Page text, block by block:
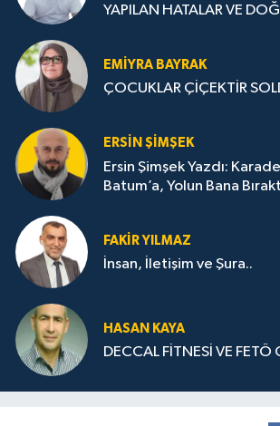
YAPILAN HATALAR VE
EMIYRA BAYRAK
ÇOCUKLAR ÇİÇEKTİR
ERSIN ŞIMŞEK
Ersin Şimşek Yazdı:
Batum’a, Yolun Bana
FAKIR YILMAZ
İnsan, İletişim ve Şura..
HASAN KAYA
DECCAL FİTNESİ VE FETÖ